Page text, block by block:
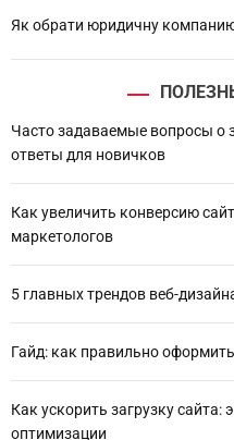
Як обрати юридичну
Часто задаваемые вопросы о
ответы для новичков
Как увеличить конверсию
маркетологов
5 главных трендов веб-
Гайд: как правильно
Как ускорить загрузку
оптимизации